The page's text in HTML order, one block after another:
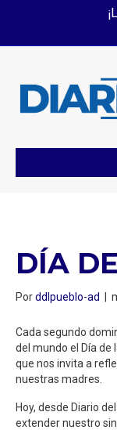
DÍA
Porddlpueblo-ad |
Cada segundo
del mundo el Día
que nos invita a
nuestras madres.
Hoy, desde Diario
extender nuestro